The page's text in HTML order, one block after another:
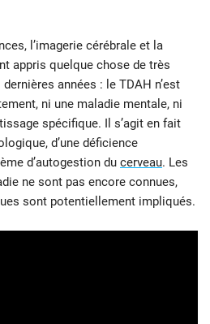
l’imagerie cérébrale et la
appris quelque chose de très
années : le TDAH n’est
ni une maladie mentale, ni
spécifique. Il s’agit en fait
d’une déficience
d’autogestion du cerveau. Les
ne sont pas encore connues,
sont potentiellement impliqués.